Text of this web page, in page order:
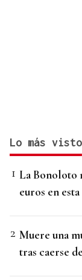
Lo más visto
La Bonoloto
euros en
Muere una
tras caerse